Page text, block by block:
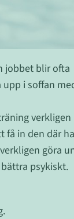
jobbet blir ofta
i soffan
verkligen
få in den där
göra
psykiskt.